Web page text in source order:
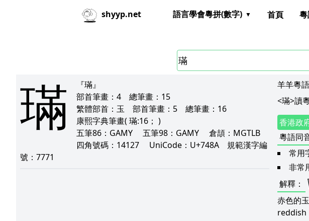
shyyp.net 語言學會粵拼(數字) 首頁
璊
『璊』
部首筆畫： 4 總筆畫： 15
繁體部首： 玉 部首筆畫： 5 總筆畫： 16
康熙字典筆畫( 璊:16； )
五筆86： GAMY 五筆98： GAMY 倉頡： MGTLB
四角號碼： 14127 UniCode： U+748A 規範漢字編
號： 7771
羊羊粵
<璊>讀
香港政
粵語同
常用
非常
解釋：
赤色的玉
reddish